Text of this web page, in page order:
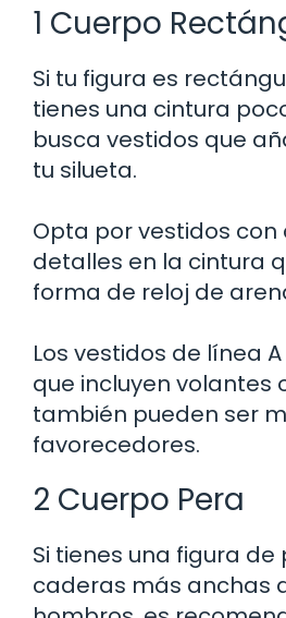
1 Cuerpo
Si tu figura es
tienes una cintura
busca vestidos que
tu silueta.
Opta por vestidos con
detalles en la cintura
forma de reloj de
Los vestidos de línea
que incluyen volantes
también pueden ser
favorecedores.
2 Cuerpo Pera
Si tienes una figura de
caderas más anchas